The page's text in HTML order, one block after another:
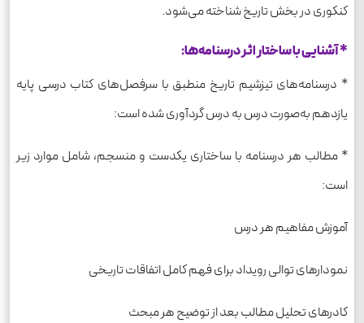
کنکوری در بخش تاریخ شناخته می‌شود.
* آشنایی با ساختار اثر درسنامه‌ها:
* درسنامه‌های تیزشیم تاریخ منطبق با سرفصل‌های کتاب درسی پایه
یازدهم به‌صورت درس به درس گردآوری شده است:
* مطالب هر درسنامه با ساختاری یکدست و منسجم، شامل موارد زیر
است:
آموزش مفاهیم هر درس
نمودارهای توالی رویداد برای فهم کامل اتفاقات تاریخی
کادرهای تحلیل مطالب بعد از توضیح هر مبحث